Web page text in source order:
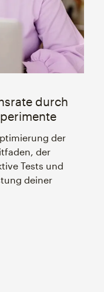
durch
der
der
Tests und
deiner